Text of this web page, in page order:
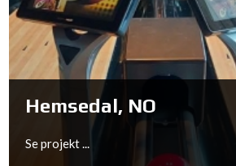
Edinburgh, UK
Se projekt ...
Hemsedal, NO
Se projekt ...